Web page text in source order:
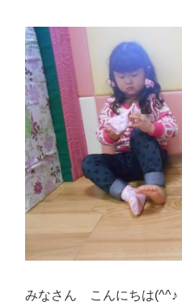
みなさん こんにちは(^^♪